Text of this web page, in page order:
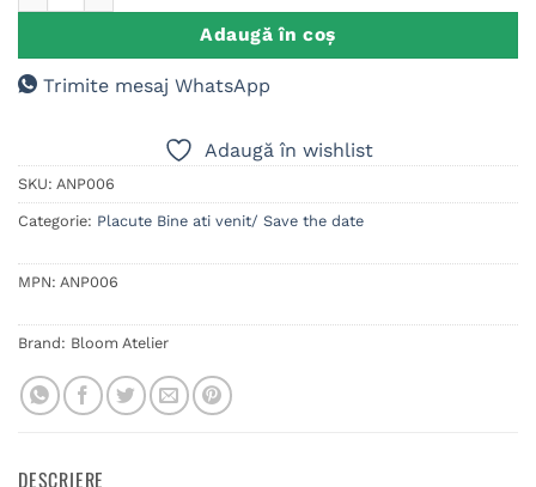
Adaugă în coș
Trimite mesaj WhatsApp
Adaugă în wishlist
SKU: ANP006
Categorie: Placute Bine ati venit/ Save the date
MPN: ANP006
Brand: Bloom Atelier
DESCRIERE